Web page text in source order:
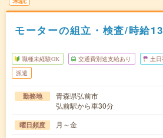
モーターの組立・検査/時給
職種未経験OK 交通費別途支給あり 土
派遣
勤務地
青森県弘前市
弘前駅から車30分
曜日頻度 月～金